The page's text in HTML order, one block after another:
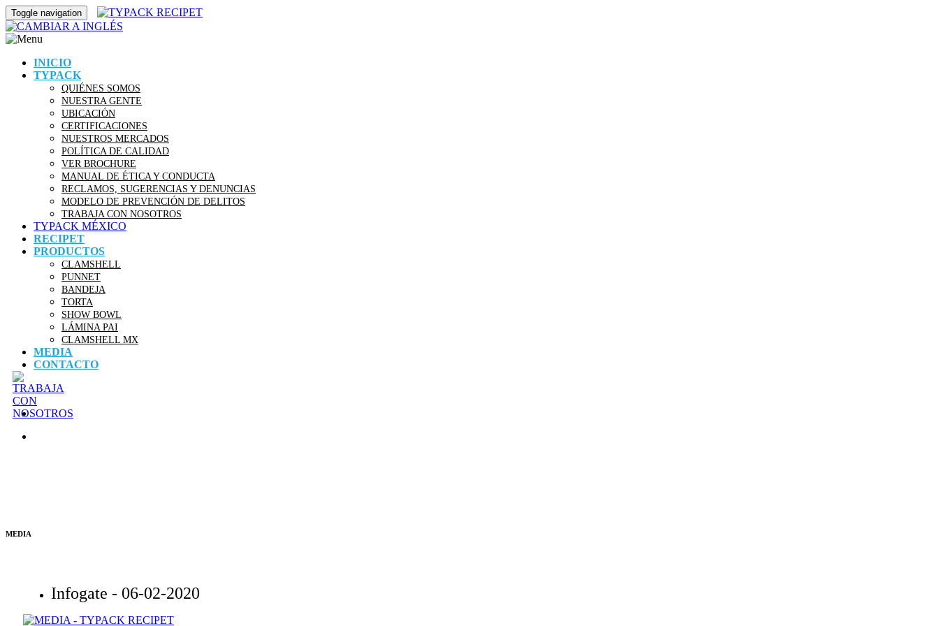
Toggle navigation
INICIO
TYPACK
QUIÉNES SOMOS
NUESTRA GENTE
UBICACIÓN
CERTIFICACIONES
NUESTROS MERCADOS
POLÍTICA DE CALIDAD
VER BROCHURE
MANUAL DE ÉTICA Y CONDUCTA
RECLAMOS, SUGERENCIAS Y DENUNCIAS
MODELO DE PREVENCIÓN DE DELITOS
TRABAJA CON NOSOTROS
TYPACK MÉXICO
RECIPET
PRODUCTOS
CLAMSHELL
PUNNET
BANDEJA
TORTA
SHOW BOWL
LÁMINA PAI
CLAMSHELL MX
MEDIA
CONTACTO
MEDIA
Infogate - 06-02-2020